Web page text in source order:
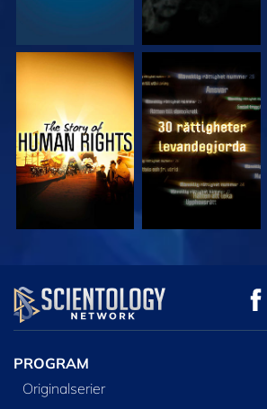
TITTA TITTA
TITTA
PROGRAM
Originalserier